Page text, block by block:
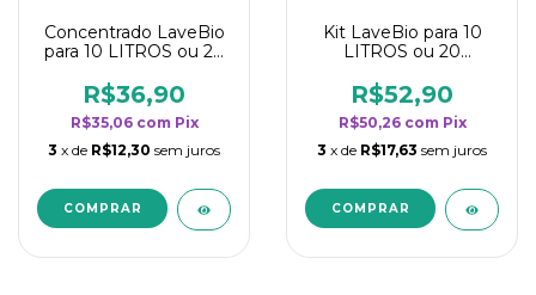
Concentrado LaveBio
para 10 LITROS ou 20
rendimento da
categoria - Neutro
R$36,90
R$35,06 com Pix
3 x de R$12,30 sem juros
Kit LaveBio para 10
LITROS ou 20
rendimento da
categoria - Neutro
R$52,90
R$50,26 com Pix
3 x de R$17,63 sem juros